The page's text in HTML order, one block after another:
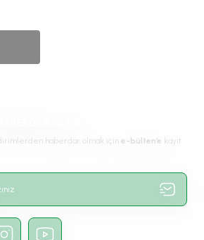
haberdar olmak için e-bülten’e kayıt